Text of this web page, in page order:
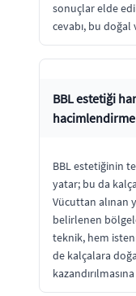
sonuçlar elde
cevabı, bu
BBL estetiği
BBL estetiğinin
yatar; bu da
Vücuttan alınan
belirlenen
teknik, hem
de kalçalara